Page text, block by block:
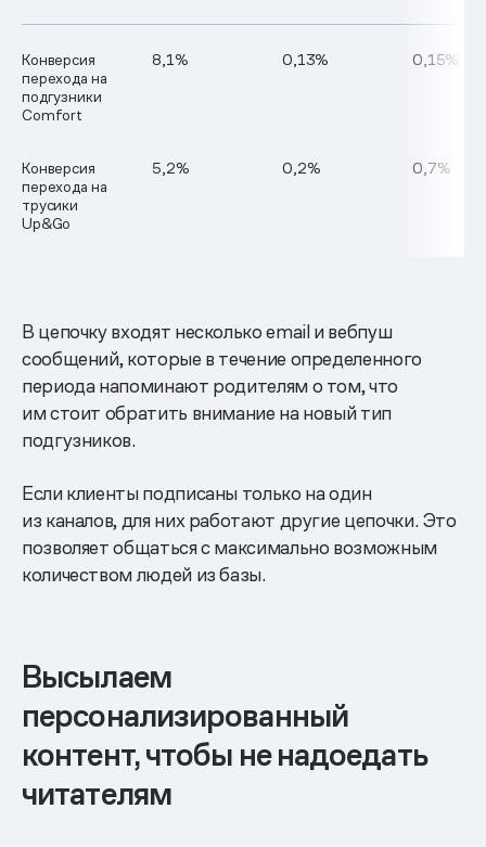
Конверсия
перехода на
подгузники
Comfort
8,1% 0,13% 0,15%
Конверсия
перехода на
трусики
Up&Go
5,2% 0,2% 0,7%
В цепочку входят несколько email и вебпуш
сообщений, которые в течение определенного
периода напоминают родителям о том, что
им стоит обратить внимание на новый тип
подгузников.
Если клиенты подписаны только на один
из каналов, для них работают другие цепочки. Это
позволяет общаться с максимально возможным
количеством людей из базы.
Высылаем
персонализированный
контент, чтобы не надоедать
читателям